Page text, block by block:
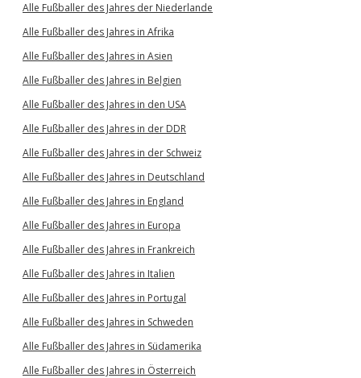
Alle Fußballer des Jahres der Niederlande
Alle Fußballer des Jahres in Afrika
Alle Fußballer des Jahres in Asien
Alle Fußballer des Jahres in Belgien
Alle Fußballer des Jahres in den USA
Alle Fußballer des Jahres in der DDR
Alle Fußballer des Jahres in der Schweiz
Alle Fußballer des Jahres in Deutschland
Alle Fußballer des Jahres in England
Alle Fußballer des Jahres in Europa
Alle Fußballer des Jahres in Frankreich
Alle Fußballer des Jahres in Italien
Alle Fußballer des Jahres in Portugal
Alle Fußballer des Jahres in Schweden
Alle Fußballer des Jahres in Südamerika
Alle Fußballer des Jahres in Österreich